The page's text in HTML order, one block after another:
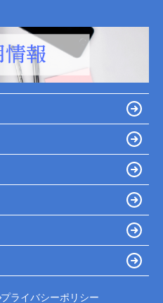
プライバシーポリシー